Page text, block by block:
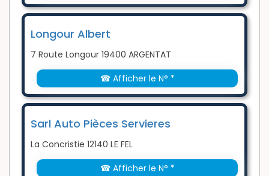
Longour Albert
7 Route Longour 19400 ARGENTAT
☎ Afficher le N° *
Sarl Auto Pièces Servieres
La Concristie 12140 LE FEL
☎ Afficher le N° *